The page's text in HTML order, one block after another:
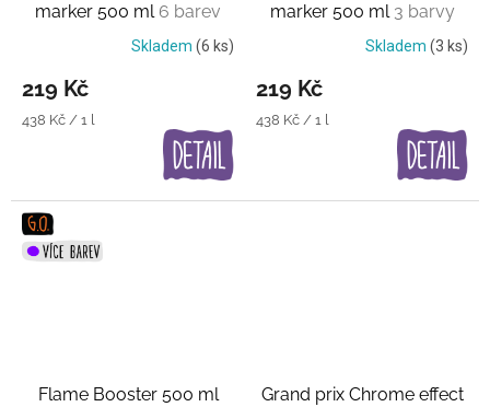
marker 500 ml 6 barev
Skladem (6 ks)
219 Kč
Měrná
438 Kč / 1 l
marker 500 ml 3 barvy
Skladem (3 ks)
219 Kč
Měrná
438 Kč / 1 l
Flame Booster 500 ml
Grand prix Chrome effect